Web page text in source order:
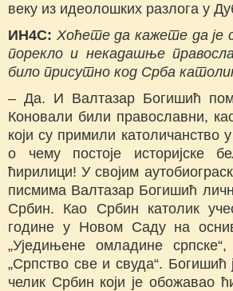
веку из идеолошких разлога у
ИН4С: Хоћете да кажете да је
порекло и некадашње
било присутно код Срба
– Да. И Валтазар Богишић
Коновали били православни,
који су примили католичанство
о чему постоје историјске
ћирилици! У својим
писмима Валтазар Богишић
Србин. Као Србин католик
године у Новом Саду на
„Уједињене омладине
„Српство све и свуда“. Богишић
челик Србин који је обожавао